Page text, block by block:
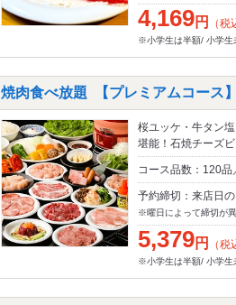
4,169円 （税
※小学生は半額/ 小学生
焼肉食べ放題 【プレミアムコース
桜ユッケ・牛タン
堪能！石焼チーズ
コース品数：120品
予約締切：来店日
※曜日によって締切が
5,379円 （税
※小学生は半額/ 小学生